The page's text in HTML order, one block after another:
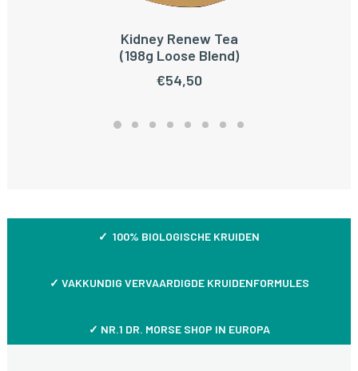
TOEVOEGEN AAN WINKELWAGEN
Kidney Renew Tea
(198g Loose Blend)
€54,50
✓ 100% BIOLOGISCHE KRUIDEN
✓ VAKKUNDIG VERVAARDIGDE KRUIDENFORMULES
✓ NR.1 DR. MORSE SHOP IN EUROPA